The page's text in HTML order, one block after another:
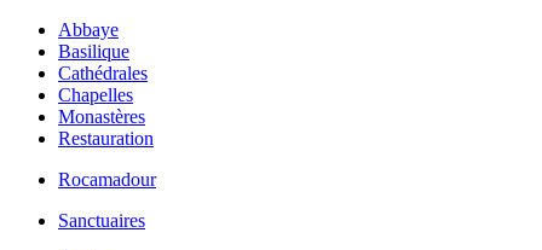
Abbaye
Basilique
Cathédrales
Chapelles
Monastères
Restauration
Rocamadour
Sanctuaires